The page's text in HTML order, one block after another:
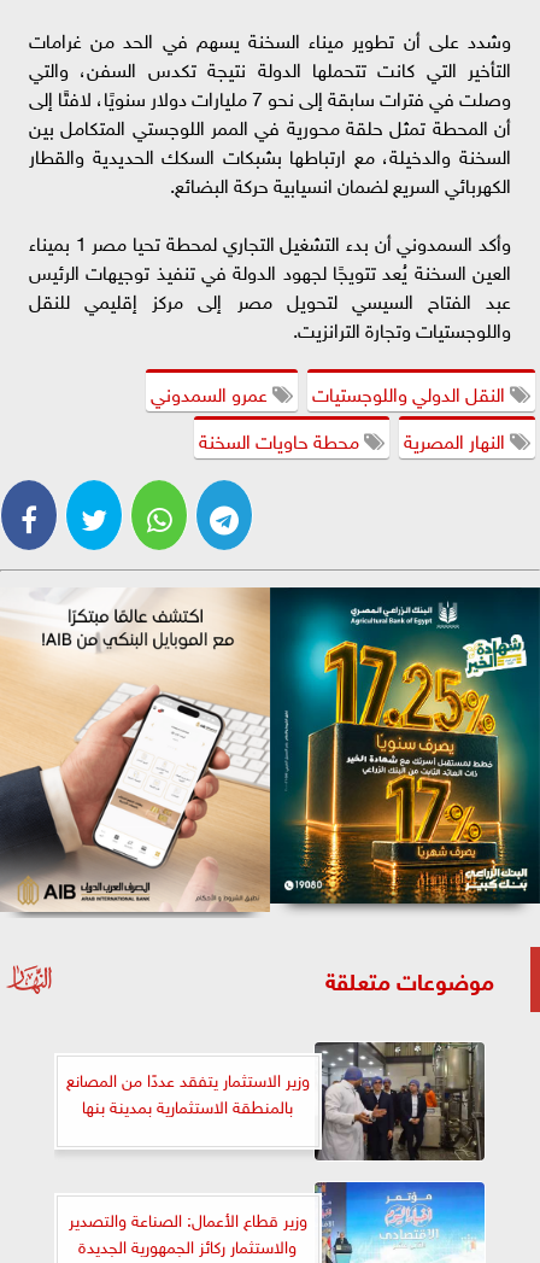
وشدد على أن تطوير ميناء السخنة يسهم في الحد من غرامات
التأخير التي كانت تتحملها الدولة نتيجة تكدس السفن، والتي
وصلت في فترات سابقة إلى نحو 7 مليارات دولار سنويًا، لافتًا إلى
أن المحطة تمثل حلقة محورية في الممر اللوجستي المتكامل بين
السخنة والدخيلة، مع ارتباطها بشبكات السكك الحديدية والقطار
الكهربائي السريع لضمان انسيابية حركة البضائع.
وأكد السمدوني أن بدء التشغيل التجاري لمحطة تحيا مصر 1 بميناء
العين السخنة يُعد تتويجًا لجهود الدولة في تنفيذ توجيهات الرئيس
عبد الفتاح السيسي لتحويل مصر إلى مركز إقليمي للنقل
واللوجستيات وتجارة الترانزيت.
النقل الدولي واللوجستيات
عمرو السمدوني
النهار المصرية
محطة حاويات السخنة
موضوعات متعلقة
وزير الاستثمار يتفقد عددًا من المصانع
بالمنطقة الاستثمارية بمدينة بنها
وزير قطاع الأعمال: الصناعة والتصدير
والاستثمار ركائز الجمهورية الجديدة